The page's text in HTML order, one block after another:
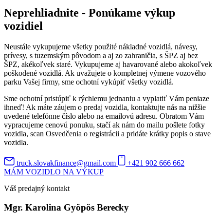
Neprehliadnite - Ponúkame výkup
vozidiel
Neustále vykupujeme všetky použité nákladné vozidlá, návesy,
prívesy, s tuzemským pôvodom a aj zo zahraničia, s ŠPZ aj bez
ŠPZ, akékoľvek staré. Vykupujeme aj havarované alebo akokoľvek
poškodené vozidlá. Ak uvažujete o kompletnej výmene vozového
parku Vašej firmy, sme ochotní vykúpiť všetky vozidlá.
Sme ochotní pristúpiť k rýchlemu jednaniu a vyplatiť Vám peniaze
ihneď! Ak máte záujem o predaj vozidla, kontaktujte nás na nižšie
uvedené telefónne číslo alebo na emailovú adresu. Obratom Vám
vypracujeme cenovú ponuku, stačí ak nám do mailu pošlete fotky
vozidla, scan Osvedčenia o registrácii a pridáte krátky popis o stave
vozidla.
truck.slovakfinance@gmail.com
+421 902 666 662
MÁM VOZIDLO NA VÝKUP
Váš predajný kontakt
Mgr. Karolina Gyöpös Berecky